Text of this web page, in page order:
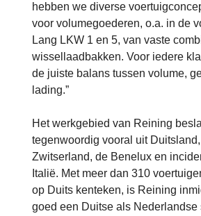
hebben we diverse
voor volumegoederen, o.a. in de
Lang LKW 1 en 5, van vaste
wissellaadbakken. Voor iedere
de juiste balans tussen volume,
lading.”
Het werkgebied van Reining
tegenwoordig vooral uit
Zwitserland, de Benelux en
Italië. Met meer dan 310
op Duits kenteken, is Reining
goed een Duitse als Nederlandse